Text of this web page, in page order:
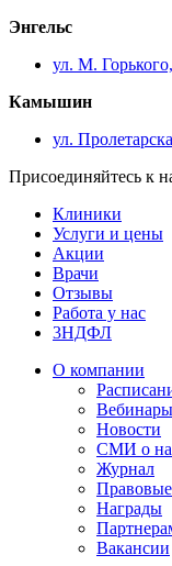
Энгельс
ул. М.
Камышин
ул.
Присоединяйтесь к
Клиники
Услуги и цены
Акции
Врачи
Отзывы
Работа у нас
3НДФЛ
О компании
Вебинары
Новости
СМИ о
Журнал
Награды
Вакансии